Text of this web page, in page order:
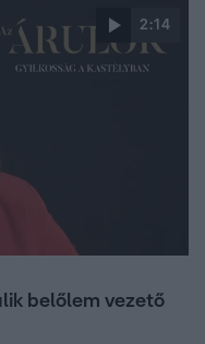
2:14
belőlem vezető